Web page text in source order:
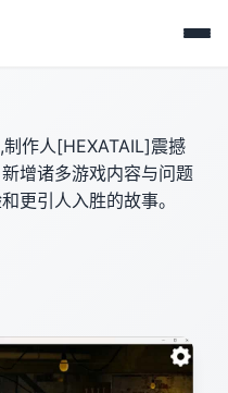
制作人[HEXATAIL]震撼
增诸多游戏内容与问题
更引人入胜的故事。